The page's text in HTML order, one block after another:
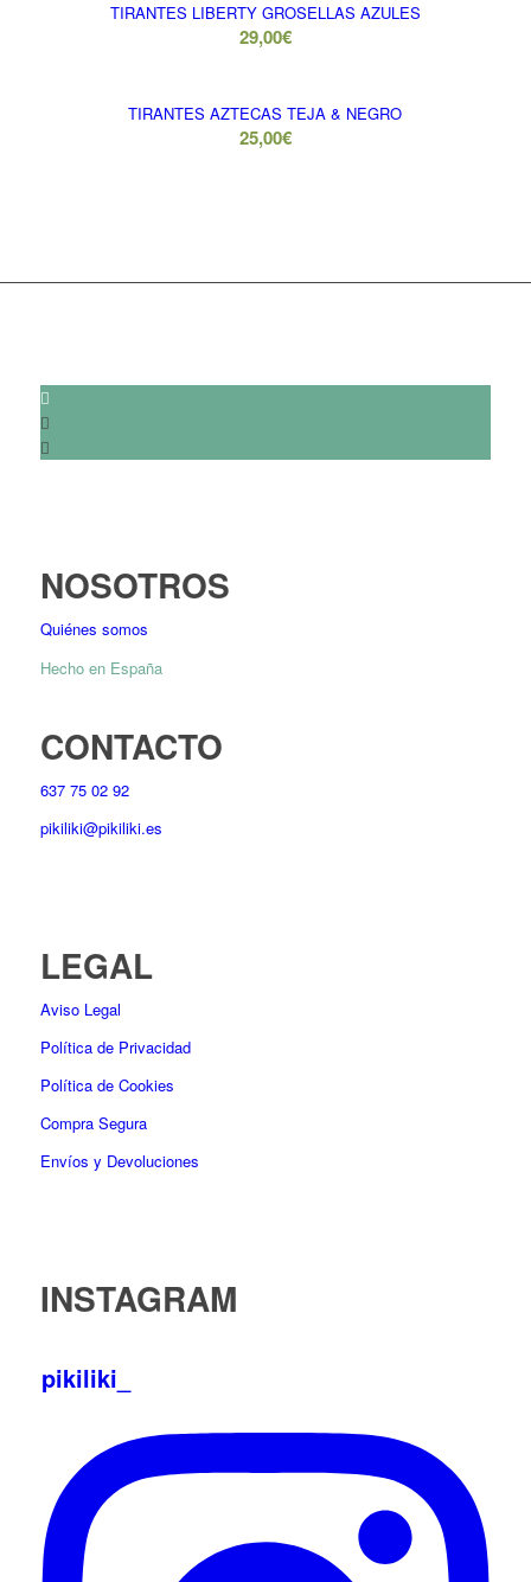
TIRANTES LIBERTY GROSELLAS AZULES
29,00€
TIRANTES AZTECAS TEJA & NEGRO
25,00€
NOSOTROS
Quiénes somos
Hecho en España
CONTACTO
637 75 02 92
pikiliki@pikiliki.es
LEGAL
Aviso Legal
Política de Privacidad
Política de Cookies
Compra Segura
Envíos y Devoluciones
INSTAGRAM
pikiliki_